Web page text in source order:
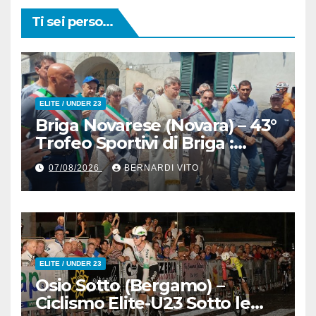
Ti sei perso...
ELITE / UNDER 23
Briga Novarese (Novara) – 43°
Trofeo Sportivi di Briga :
Nicolò Arrighetti è ancora lui
il Re del Muro di San
Colombano
07/08/2026 BERNARDI VITO
ELITE / UNDER 23
Osio Sotto (Bergamo) –
Ciclismo Elite-U23 Sotto le